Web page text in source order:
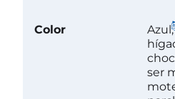
Color
ser